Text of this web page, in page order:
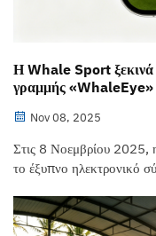
Η Whale Sport ξεκινά
γραμμής «WhaleEye»
Nov 08, 2025
Στις 8 Νοεμβρίου
το έξυπνο ηλεκτρονικό
υπέρυθρες κάμερες και
computing), καθορίζει